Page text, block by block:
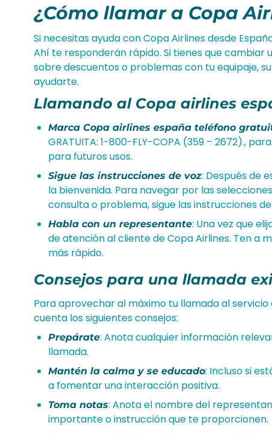
¿Cómo llamar a Copa
Si necesitas ayuda con Copa Airlines desde
Ahí te responderán rápido. Si tienes que
sobre descuentos o problemas con tu equipaje,
ayudarte.
Llamando al Copa airlines
Marca Copa airlines españa teléfono
GRATUITA: 1-800-FLY-COPA (359 – 2672).,
para futuros usos.
Sigue las instrucciones de voz: Después de
la bienvenida. Para navegar por las
consulta o problema, sigue las instrucciones de
Habla con un representante: Una vez que
de atención al cliente de Copa Airlines. Ten a
más rápido.
Consejos para una llamada
Para aprovechar al máximo tu llamada al
cuenta los siguientes consejos:
Prepárate: Anota cualquier información
llamada.
Mantén la calma y se educado: Incluso si
a fomentar una interacción positiva.
Toma notas: Anota el nombre del
importante o instrucción que te proporcionen.